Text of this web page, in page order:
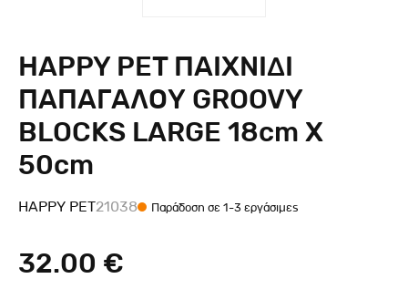
HAPPY PET ΠΑΙΧΝΙΔΙ
ΠΑΠΑΓΑΛΟΥ GROOVY
BLOCKS LARGE 18cm X
50cm
HAPPY PET21038 Παράδοση σε 1-3 εργάσιμες
32.00 €